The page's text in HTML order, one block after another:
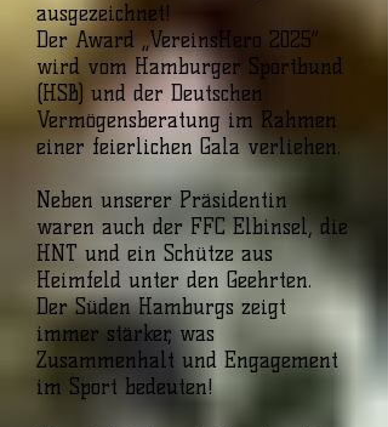
ausgezeichnet!
Der Award „VereinsHero 2025“
wird vom Hamburger Sportbund
(HSB) und der Deutschen
Vermögensberatung im Rahmen
einer feierlichen Gala verliehen.
Neben unserer Präsidentin
waren auch der FFC Elbinsel, die
HNT und ein Schütze aus
Heimfeld unter den Geehrten.
Der Süden Hamburgs zeigt
immer stärker, was
Zusammenhalt und Engagement
im Sport bedeuten!